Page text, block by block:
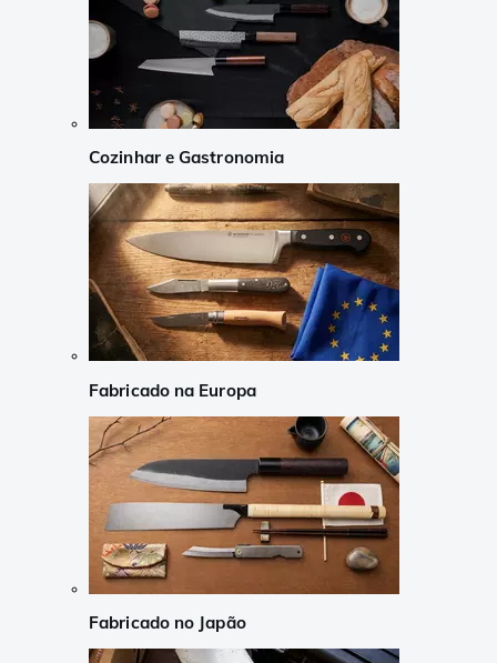
Cozinhar e Gastronomia
Fabricado na Europa
Fabricado no Japão